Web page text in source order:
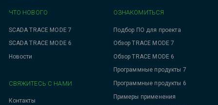
ЧТО НОВОГО
SCADA TRACE MODE 7
SCADA TRACE MODE 6
Новости
ОЗНАКОМИТЬСЯ
Подбор ПО для проекта
Обзор TRACE MODE 7
Обзор TRACE MODE 6
Программные продукты 7
Программные продукты 6
Примеры применения
СВЯЖИТЕСЬ С НАМИ
Контакты